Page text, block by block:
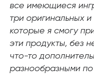
все имеющиеся
три оригинальных
которые я смогу
эти продукты, без
что-то
разнообразными по